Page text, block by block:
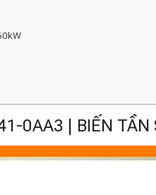
0AA3 | BIẾN